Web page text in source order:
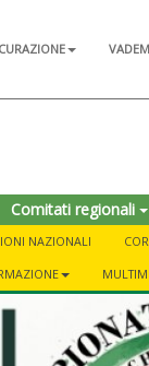
Comitati regionali
NAZIONALI